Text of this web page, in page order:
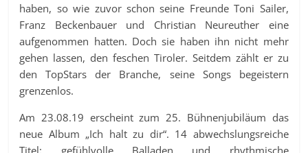
haben, so wie zuvor schon seine Freunde Toni Sailer,
Franz Beckenbauer und Christian Neureuther eine
aufgenommen hatten. Doch sie haben ihn nicht mehr
gehen lassen, den feschen Tiroler. Seitdem zählt er zu
den TopStars der Branche, seine Songs begeistern
grenzenlos.
Am 23.08.19 erscheint zum 25. Bühnenjubiläum das
neue Album „Ich halt zu dir“. 14 abwechslungsreiche
Titel; gefühlvolle Balladen und rhythmische